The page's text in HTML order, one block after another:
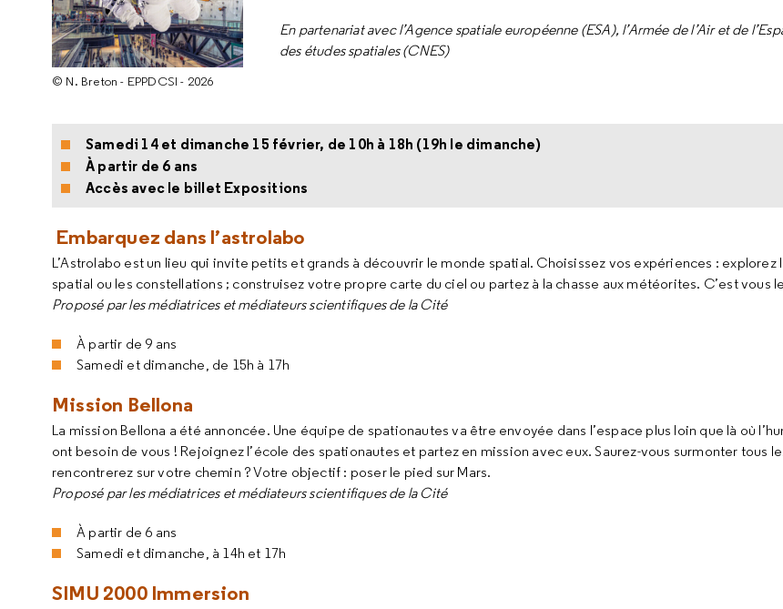
© N. Breton - EPPDCSI - 2026
En partenariat avec l’Agence spatiale européenne (ESA), l’Armée de l’Air et de
des études spatiales (CNES)
Samedi 14 et dimanche 15 février, de 10h à 18h (19h le dimanche)
À partir de 6 ans
Accès avec le billet Expositions
Embarquez dans l’astrolabo
L’Astrolabo est un lieu qui invite petits et grands à découvrir le monde spatial. Choisissez vos expériences :
spatial ou les constellations ; construisez votre propre carte du ciel ou partez à la chasse aux météorites. C’est vous
Proposé par les médiatrices et médiateurs scientifiques de la Cité
À partir de 9 ans
Samedi et dimanche, de 15h à 17h
Mission Bellona
La mission Bellona a été annoncée. Une équipe de spationautes va être envoyée dans l’espace plus loin que là où
ont besoin de vous ! Rejoignez l’école des spationautes et partez en mission avec eux. Saurez-vous surmonter tous
rencontrerez sur votre chemin ? Votre objectif : poser le pied sur Mars.
Proposé par les médiatrices et médiateurs scientifiques de la Cité
À partir de 6 ans
Samedi et dimanche, à 14h et 17h
SIMU 2000 Immersion